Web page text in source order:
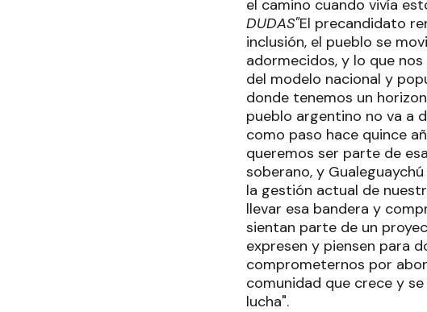
el camino cuando vivía
DUDAS"El precandidato
inclusión, el pueblo se
adormecidos, y lo que
del modelo nacional y
donde tenemos un
pueblo argentino no va a
como paso hace quince
queremos ser parte de
soberano, y
la gestión actual de
llevar esa bandera y
sientan parte de un
expresen y piensen para
comprometernos por
comunidad que crece y
lucha".